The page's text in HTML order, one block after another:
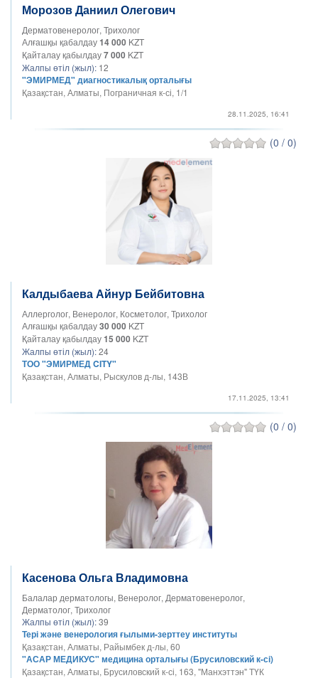
Морозов Даниил Олегович
Дерматовенеролог, Трихолог
Алғашқы қабалдау14 000 KZT
Қайталау қабылдау7 000 KZT
Жалпы өтіл (жыл): 12
"ЭМИРМЕД" диагностикалық орталығы
Қазақстан, Алматы, Пограничная к-сі, 1/1
28.11.2025, 16:41
(0 / 0)
Калдыбаева Айнур Бейбитовна
Аллерголог, Венеролог, Косметолог, Трихолог
Алғашқы қабалдау30 000 KZT
Қайталау қабылдау15 000 KZT
Жалпы өтіл (жыл):24
ТОО "ЭМИРМЕД CITY"
Қазақстан, Алматы, Рыскулов д-лы, 143В
17.11.2025, 13:41
(0 / 0)
Касенова Ольга Владимовна
Балалар дерматологы, Венеролог, Дерматовенеролог,
Дерматолог, Трихолог
Жалпы өтіл (жыл):39
Тері және венерология ғылыми-зерттеу институты
Қазақстан, Алматы, Райымбек д-лы, 60
"АСАР МЕДИКУС" медицина орталығы (Брусиловский к-сі)
Қазақстан, Алматы, Брусиловский к-сі, 163, "Манхэттэн" ТҮК